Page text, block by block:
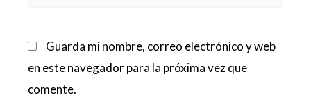
Guarda mi nombre, correo electrónico y web
en este navegador para la próxima vez que
comente.